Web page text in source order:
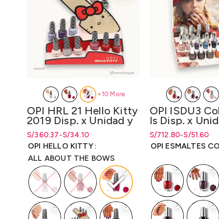
OPI HRL 21 Hello Kitty
2019 Disp. x Unidad y
Disp. x kit 12 unidades
Lqr. 15 ml
S/34.10
-
S/360.37
Rango de precios: desde S/34.10
hasta S/360.37
Rango de precios: desde
hastaS/ 360.37
OPI HELLO KITTY
ALL ABOUT THE BOWS
+10 More
OPI ISDU3
Is Disp. x
Disp. x 16
(Is/Bcoat/
S/51.60
-
S/712.80
Rango de precios:
hasta S/712.80
Rango de precios:
hastaS/712.80
OPI ESMALTES